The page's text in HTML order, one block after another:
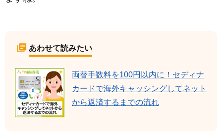
あわせて読みたい
両替手数料を100円以内に！セディナ
カードで海外キャッシングしてネット
から返済するまでの流れ